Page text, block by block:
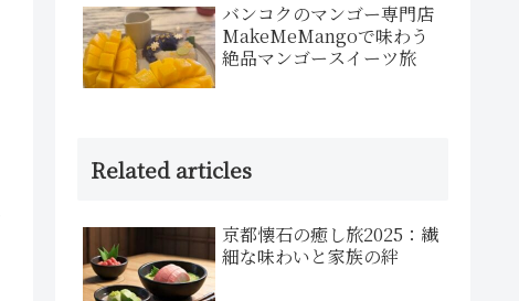
バンコクのマンゴー専門店
MakeMeMangoで味わう
絶品マンゴースイーツ旅
Related articles
京都懐石の癒し旅2025：繊
細な味わいと家族の絆